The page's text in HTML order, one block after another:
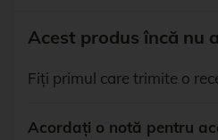
Acest produs încă nu
Fiți primul care trimite o
Acordați o notă pentru